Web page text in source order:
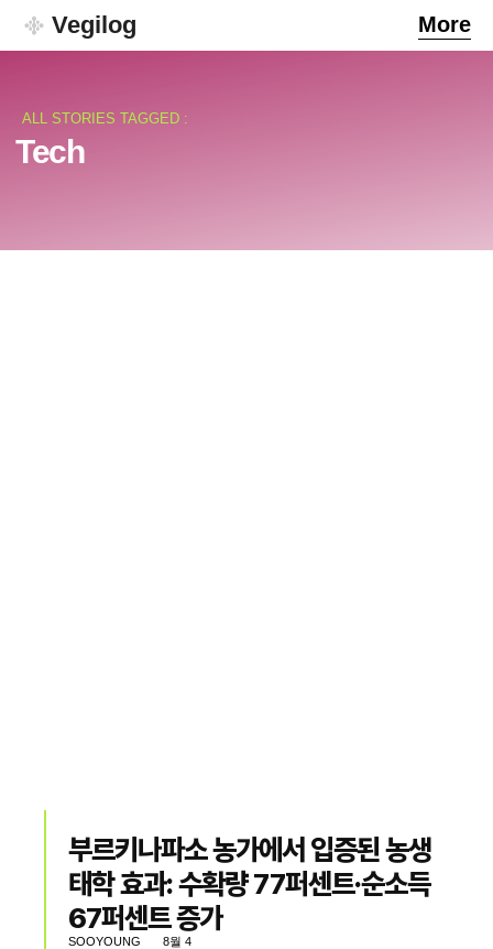
Vegilog More
ALL STORIES TAGGED :
Tech
부르키나파소 농가에서 입증된 농생
태학 효과: 수확량 77퍼센트·순소득
67퍼센트 증가
SOOYOUNG 8월 4